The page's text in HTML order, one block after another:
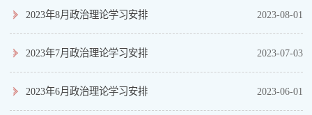
2023年8月政治理论学习安排 2023-08-01
2023年7月政治理论学习安排 2023-07-03
2023年6月政治理论学习安排 2023-06-01